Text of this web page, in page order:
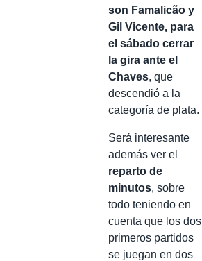
son Famalicão y
Gil Vicente, para
el sábado cerrar
la gira ante el
Chaves, que
descendió a la
categoría de plata.
Será interesante
además ver el
reparto de
minutos, sobre
todo teniendo en
cuenta que los dos
primeros partidos
se juegan en dos